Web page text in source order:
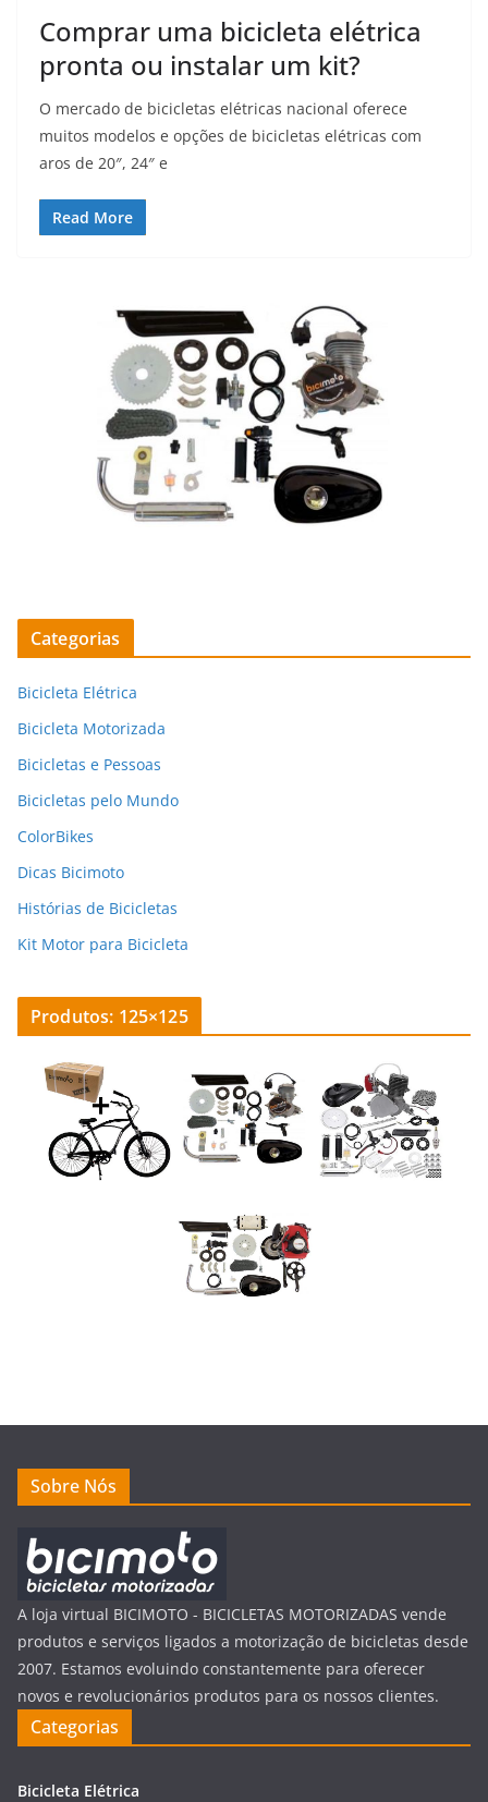
Comprar uma bicicleta elétrica
pronta ou instalar um kit?
O mercado de bicicletas elétricas nacional oferece
muitos modelos e opções de bicicletas elétricas com
aros de 20″, 24″ e
Read More
Categorias
Bicicleta Elétrica
Bicicleta Motorizada
Bicicletas e Pessoas
Bicicletas pelo Mundo
ColorBikes
Dicas Bicimoto
Histórias de Bicicletas
Kit Motor para Bicicleta
Produtos: 125×125
Sobre Nós
A loja virtual BICIMOTO - BICICLETAS MOTORIZADAS vende
produtos e serviços ligados a motorização de bicicletas desde
2007. Estamos evoluindo constantemente para oferecer
novos e revolucionários produtos para os nossos clientes.
Categorias
Bicicleta Elétrica